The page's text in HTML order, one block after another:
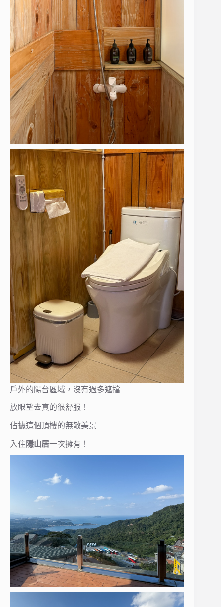
戶外的陽台區域，沒有過多遮擋
放眼望去真的很舒服！
佔據這個頂樓的無敵美景
入住隱山居一次擁有！